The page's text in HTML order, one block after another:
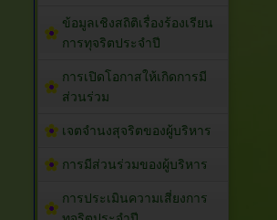
ข้อมูลเชิงสถิติเรื่องร้องเรียน
การทุจริตประจำปี
การเปิดโอกาสให้เกิดการมี
ส่วนร่วม
เจตจำนงสุจริตของผู้บริหาร
การมีส่วนร่วมของผู้บริหาร
การประเมินความเสี่ยงการ